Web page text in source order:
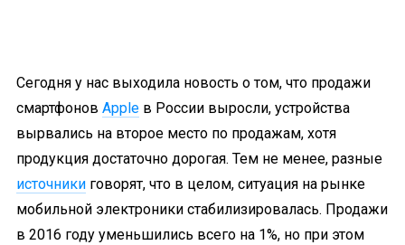
Сегодня у нас выходила новость о том, что продажи
смартфонов Apple в России выросли, устройства
вырвались на второе место по продажам, хотя
продукция достаточно дорогая. Тем не менее, разные
источники говорят, что в целом, ситуация на рынке
мобильной электроники стабилизировалась. Продажи
в 2016 году уменьшились всего на 1%, но при этом